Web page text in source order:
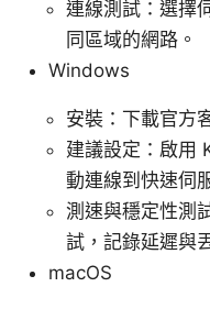
連線測試：選擇
同區域的網路。
Windows
安裝：下載官方
建議設定：啟用
動連線到快速伺
測速與穩定性測
試，記錄延遲與
macOS